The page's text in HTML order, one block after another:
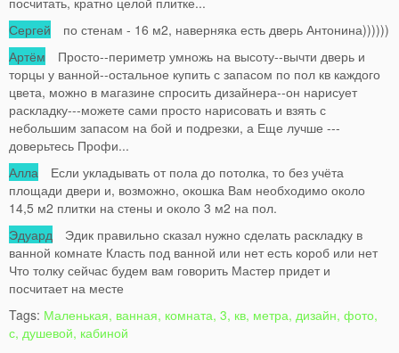
Сергей по стенам - 16 м2, наверняка есть дверь Антонина))))))
Артём Просто--периметр умножь на высоту--вычти дверь и
торцы у ванной--остальное купить с запасом по пол кв каждого
цвета, можно в магазине спросить дизайнера--он нарисует
раскладку---можете сами просто нарисовать и взять с
небольшим запасом на бой и подрезки, а Еще лучше ---
доверьтесь Профи...
Алла Если укладывать от пола до потолка, то без учёта
площади двери и, возможно, окошка Вам необходимо около
14,5 м2 плитки на стены и около 3 м2 на пол.
Эдуард Эдик правильно сказал нужно сделать раскладку в
ванной комнате Класть под ванной или нет есть короб или нет
Что толку сейчас будем вам говорить Мастер придет и
посчитает на месте
Tags: Маленькая, ванная, комната, 3, кв, метра, дизайн, фото,
с, душевой, кабиной